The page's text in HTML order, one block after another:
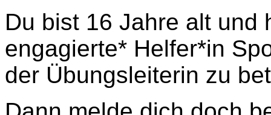
Du bist 16 Jahre alt und
engagierte* Helfer*in
der Übungsleiterin zu